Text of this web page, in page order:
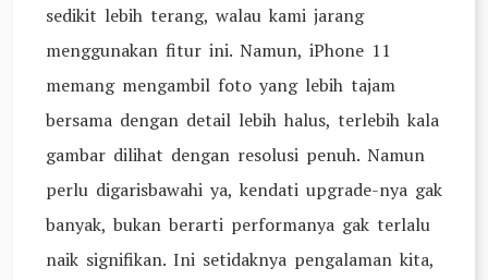
sedikit lebih terang, walau kami jarang
menggunakan fitur ini. Namun, iPhone 11
memang mengambil foto yang lebih tajam
bersama dengan detail lebih halus, terlebih kala
gambar dilihat dengan resolusi penuh. Namun
perlu digarisbawahi ya, kendati upgrade-nya gak
banyak, bukan berarti performanya gak terlalu
naik signifikan. Ini setidaknya pengalaman kita,